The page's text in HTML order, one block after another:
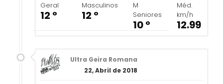
Geral
12 º
Masculinos
12 º
M
Seniores
10 º
Méd.
km/h
12.99
Ultra Geira Romana
22, Abril de 2018